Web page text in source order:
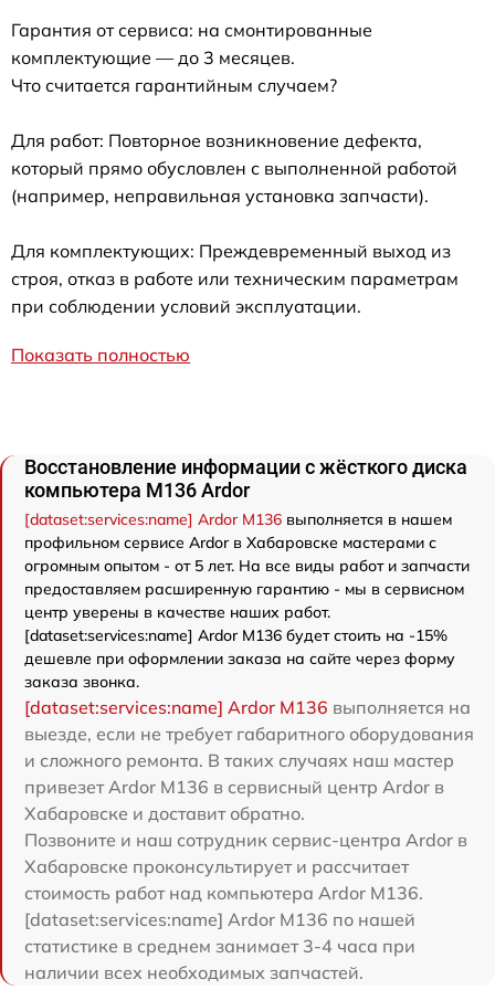
Гарантия от сервиса: на смонтированные
комплектующие — до 3 месяцев.
Что считается гарантийным случаем?
Для работ: Повторное возникновение дефекта,
который прямо обусловлен с выполненной работой
(например, неправильная установка запчасти).
Для комплектующих: Преждевременный выход из
строя, отказ в работе или техническим параметрам
при соблюдении условий эксплуатации.
Показать полностью
Восстановление информации с жёсткого диска
компьютера M136 Ardor
[dataset:services:name] Ardor M136 выполняется в нашем
профильном сервисе Ardor в Хабаровске мастерами с
огромным опытом - от 5 лет. На все виды работ и запчасти
предоставляем расширенную гарантию - мы в сервисном
центр уверены в качестве наших работ.
[dataset:services:name] Ardor M136 будет стоить на -15%
дешевле при оформлении заказа на сайте через форму
заказа звонка.
[dataset:services:name] Ardor M136 выполняется на
выезде, если не требует габаритного оборудования
и сложного ремонта. В таких случаях наш мастер
привезет Ardor M136 в сервисный центр Ardor в
Хабаровске и доставит обратно.
Позвоните и наш сотрудник сервис-центра Ardor в
Хабаровске проконсультирует и рассчитает
стоимость работ над компьютера Ardor M136.
[dataset:services:name] Ardor M136 по нашей
статистике в среднем занимает 3-4 часа при
наличии всех необходимых запчастей.